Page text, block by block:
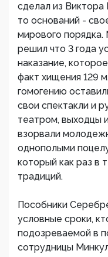
сделал из Виктора
то оснований -
мирового
решил что 3 года
наказание,
факт хищения 129
гомогению
свои спектакли и
театром, выходцы
взорвали
однополыми
который как раз в
традиций.
Пособники
условные сроки,
подозреваемой в
сотрудницы